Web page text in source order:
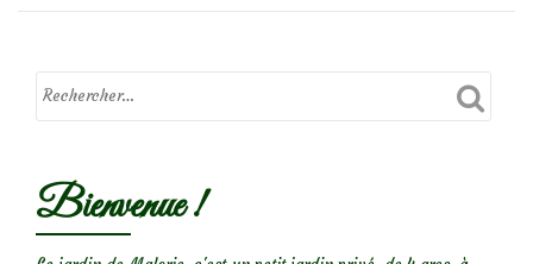
une
qui
africain!
Bienvenue !